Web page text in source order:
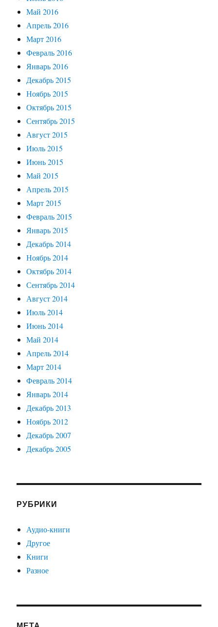
Май 2016
Апрель 2016
Март 2016
Февраль 2016
Январь 2016
Декабрь 2015
Ноябрь 2015
Октябрь 2015
Сентябрь 2015
Август 2015
Июль 2015
Июнь 2015
Май 2015
Апрель 2015
Март 2015
Февраль 2015
Январь 2015
Декабрь 2014
Ноябрь 2014
Октябрь 2014
Сентябрь 2014
Август 2014
Июль 2014
Июнь 2014
Май 2014
Апрель 2014
Март 2014
Февраль 2014
Январь 2014
Декабрь 2013
Ноябрь 2012
Декабрь 2007
Декабрь 2005
РУБРИКИ
Аудио-книги
Другое
Книги
Разное